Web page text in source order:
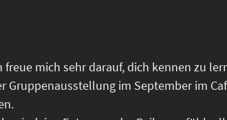
freue mich sehr darauf, dich kennen zu
Gruppenausstellung im September im